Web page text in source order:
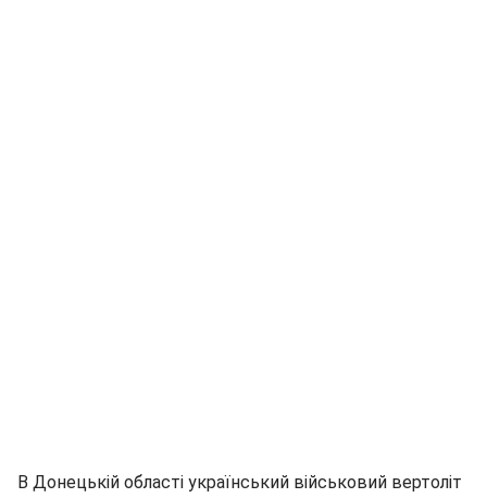
В Донецькій області український військовий вертоліт